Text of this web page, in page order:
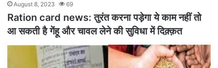
August 8, 2023 69
Ration card news: तुरंत करना पड़ेगा ये काम नहीं तो
आ सकती है गेंहू और चावल लेने की सुविधा में दिक़्क़त